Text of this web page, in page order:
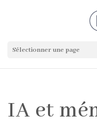
Sélectionner une page
IA et